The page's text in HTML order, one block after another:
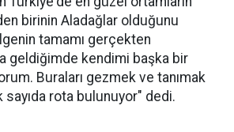
birinin Aladağlar olduğunu
tamamı gerçekten
geldiğimde kendimi başka bir
Buraları gezmek ve tanımak
rota bulunuyor" dedi.